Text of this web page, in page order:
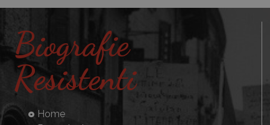
Biografie
Resistenti
Home